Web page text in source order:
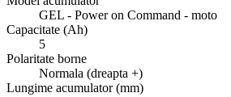
GEL - Power on Command - moto
Capacitate (Ah)
5
Polaritate borne
Normala (dreapta +)
Lungime acumulator (mm)